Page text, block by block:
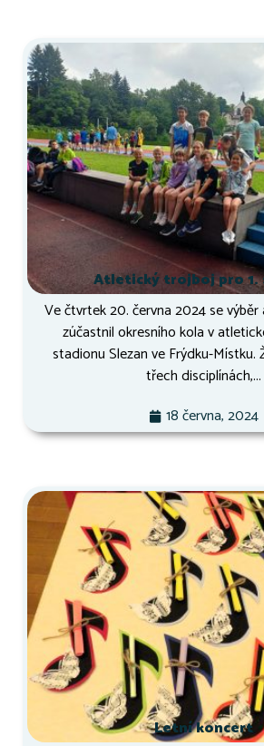
Atletický trojboj pro 1.
Ve čtvrtek 20. června 2024 se výběr
zúčastnil okresního kola v
stadionu Slezan ve Frýdku-Místku.
třech disciplínách,...
18 června, 2024
Letní koncert